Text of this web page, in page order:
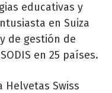
educativas y
en Suiza
de gestión de
en 25 países.
Helvetas Swiss